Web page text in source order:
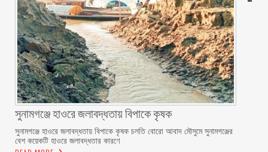
সুনামগঞ্জে হাওরে জলাবদ্ধতায় বিপাকে কৃষক
সুনামগঞ্জে হাওরে জলাবদ্ধতায় বিপাকে কৃষক চলতি বোরো আবাদ মৌসুমে সুনামগঞ্জের
বেশ কয়েকটি হাওরে জলাবদ্ধতার কারণে